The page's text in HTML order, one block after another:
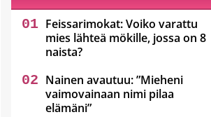
Feissarimokat: Voiko varattu
mies lähteä mökille, jossa on 8
naista?
Nainen avautuu: ”Mieheni
vaimovainaan nimi pilaa
elämäni”